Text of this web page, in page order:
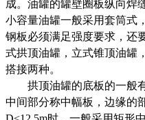
成。油罐的罐壁圈板纵向焊
小容量油罐一般采用套筒式
钢板必须满足强度要求，还
式拱顶油罐，立式锥顶油罐
搭接两种。
拱顶油罐的底板的一般
中间部分称中幅板，边缘的